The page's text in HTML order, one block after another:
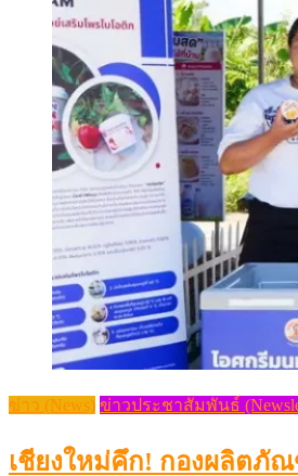
ข่าว (News) ข่าวประชาสัมพันธ์
เชียงใหม่คึก! กองผลิตภั